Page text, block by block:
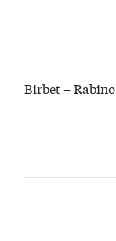
Birbet –